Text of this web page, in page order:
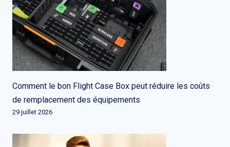
Comment le bon Flight Case Box peut réduire les coûts
de remplacement des équipements
29 juillet 2026